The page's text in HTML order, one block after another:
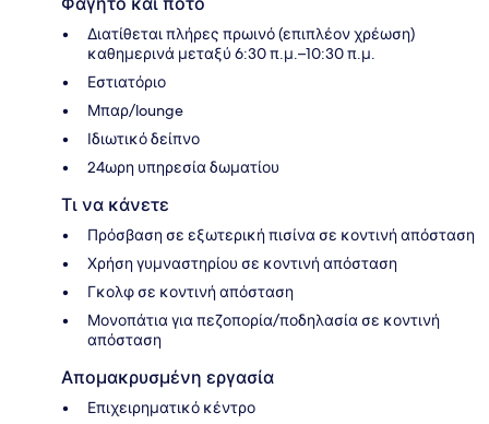
Διατίθεται πλήρες πρωινό (επιπλέον χρέωση)
καθημερινά μεταξύ 6:30 π.μ.–10:30 π.μ.
Εστιατόριο
Μπαρ/lounge
Ιδιωτικό δείπνο
24ωρη υπηρεσία δωματίου
Τι να κάνετε
Πρόσβαση σε εξωτερική πισίνα σε κοντινή απόσταση
Χρήση γυμναστηρίου σε κοντινή απόσταση
Γκολφ σε κοντινή απόσταση
Μονοπάτια για πεζοπορία/ποδηλασία σε κοντινή
απόσταση
Απομακρυσμένη εργασία
Επιχειρηματικό κέντρο